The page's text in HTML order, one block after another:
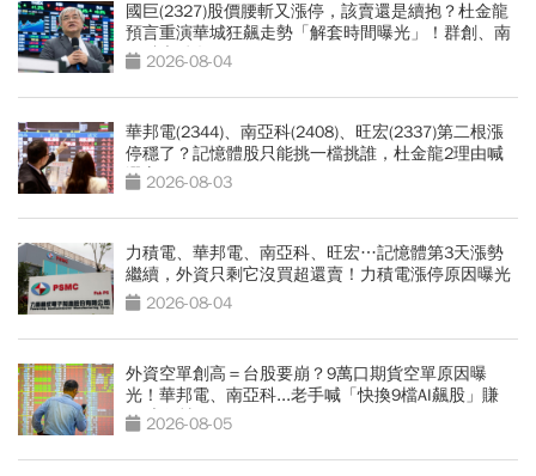
國巨(2327)股價腰斬又漲停，該賣還是續抱？杜金龍
預言重演華城狂飆走勢「解套時間曝光」！群創、南
亞科也點名
2026-08-04
華邦電(2344)、南亞科(2408)、旺宏(2337)第二根漲
停穩了？記憶體股只能挑一檔挑誰，杜金龍2理由喊
選它2026-08-03
力積電、華邦電、南亞科、旺宏…記憶體第3天漲勢
繼續，外資只剩它沒買超還賣！力積電漲停原因曝光
2026-08-04
外資空單創高＝台股要崩？9萬口期貨空單原因曝
光！華邦電、南亞科...老手喊「快換9檔AI飆股」賺
Q3大行情
2026-08-05